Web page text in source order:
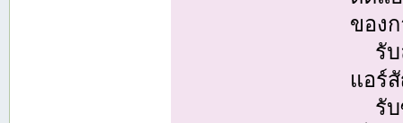
ของ
รับ
แอร์
รับ